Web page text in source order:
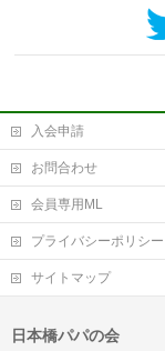
入会申請
お問合わせ
会員専用ML
プライバシーポリシー
サイトマップ
日本橋パパの会